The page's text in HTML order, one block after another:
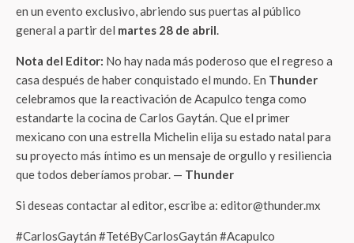
en un evento exclusivo, abriendo sus puertas al público
general a partir del martes 28 de abril.
Nota del Editor: No hay nada más poderoso que el regreso a
casa después de haber conquistado el mundo. En Thunder
celebramos que la reactivación de Acapulco tenga como
estandarte la cocina de Carlos Gaytán. Que el primer
mexicano con una estrella Michelin elija su estado natal para
su proyecto más íntimo es un mensaje de orgullo y resiliencia
que todos deberíamos probar. — Thunder
Si deseas contactar al editor, escribe a: editor@thunder.mx
#CarlosGaytán #TetéByCarlosGaytán #Acapulco